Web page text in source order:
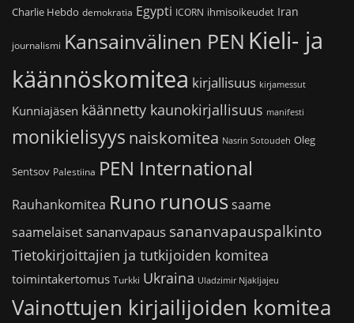
Charlie Hebdo demokratia Egypti ICORN ihmisoikeudet Iran
journalismi Kansainvälinen PEN Kieli- ja
käännöskomitea kirjallisuus kirjamessut
Kunniajäsen käännetty kaunokirjallisuus manifesti
monikielisyys naiskomitea Nasrin Sotoudeh Oleg
Sentsov Palestiina PEN International
Rauhankomitea Runo runoussaame
saamelaiset sananvapaus sananvapauspalkinto
Tietokirjoittajien ja tutkijoiden komitea
toimintakertomus Turkki Ukraina Uladzimir Njakljajeu
Vainottujen kirjailijoiden komitea